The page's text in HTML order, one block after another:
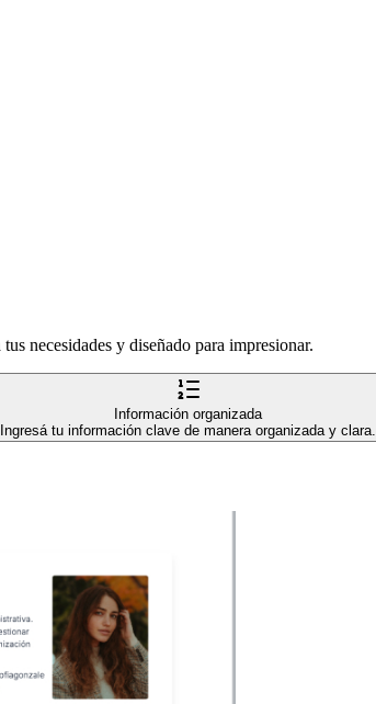
necesidades y diseñado para impresionar.
Información organizada
Ingresá tu información clave de manera organizada y clara.